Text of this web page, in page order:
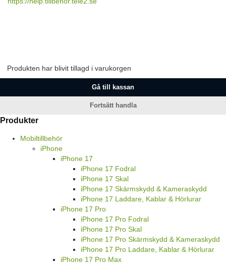
Produkten har blivit tillagd i varukorgen
Gå till kassan
Fortsätt handla
Produkter
Mobiltillbehör
iPhone
iPhone 17
iPhone 17 Fodral
iPhone 17 Skal
iPhone 17 Skärmskydd & Kameraskydd
iPhone 17 Laddare, Kablar & Hörlurar
iPhone 17 Pro
iPhone 17 Pro Fodral
iPhone 17 Pro Skal
iPhone 17 Pro Skärmskydd & Kameraskydd
iPhone 17 Pro Laddare, Kablar & Hörlurar
iPhone 17 Pro Max